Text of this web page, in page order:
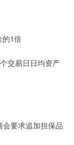
的1倍
交易日日均资产
要求追加担保品